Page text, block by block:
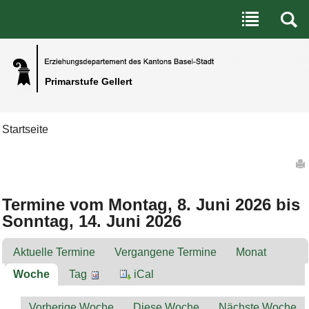
Primarstufe Gellert
Benutzerspezifische Werkzeuge
Direkt zum Inhalt|Direkt zur Navigation
Startseite
Termine vom Montag, 8. Juni 2026 bis
Sonntag, 14. Juni 2026
Aktuelle Termine Vergangene Termine
Monat
Woche
Tag iCal